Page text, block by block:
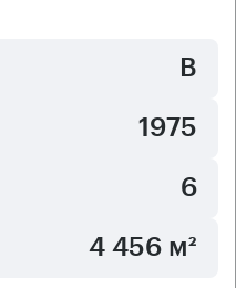
предоставляются на
но по
и офисы без
поддерживающие
B
1975
6
4 456 м²